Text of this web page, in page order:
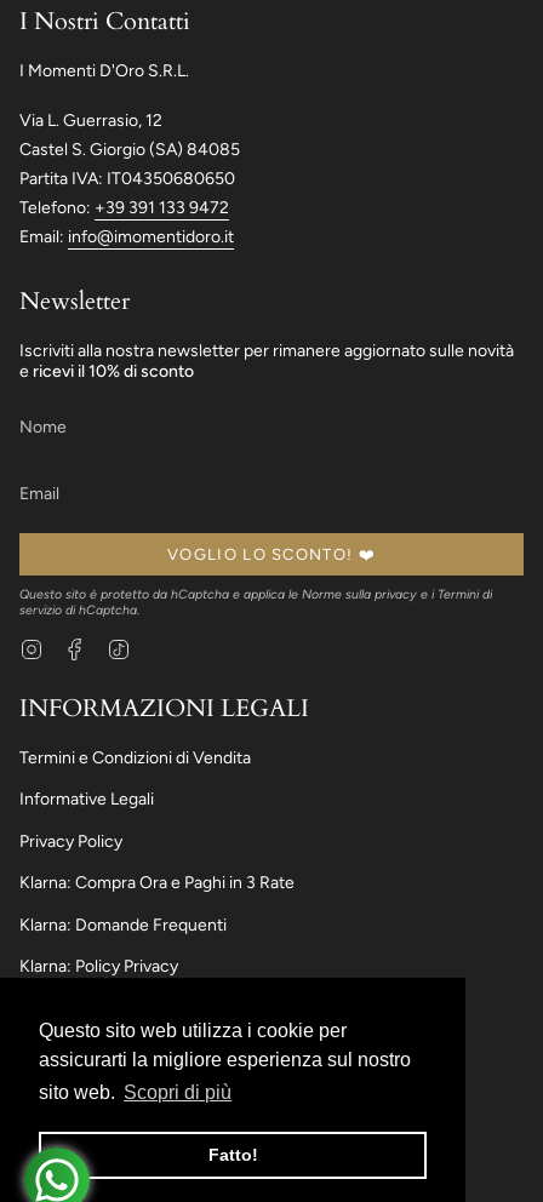
Questo sito web utilizza i cookie per
assicurarti la migliore esperienza sul nostro
sito web. Scopri di più
Fatto!
I Nostri Contatti
I Momenti D'Oro S.R.L.
Via L. Guerrasio, 12
Castel S. Giorgio (SA) 84085
Partita IVA: IT04350680650
Telefono: +39 391 133 9472
Email: info@imomentidoro.it
Newsletter
Iscriviti alla nostra newsletter per rimanere aggiornato sulle novità
e ricevi il 10% di sconto
VOGLIO LO SCONTO! ❤️
Questo sito è protetto da hCaptcha e applica le Norme sulla privacy e i Termini di
servizio di hCaptcha.
InstagramFacebook
INFORMAZIONI LEGALI
Termini e Condizioni di Vendita
Informative Legali
Privacy Policy
Klarna: Compra Ora e Paghi in 3 Rate
Klarna: Domande Frequenti
Klarna: Policy Privacy
SPEDIZIONI,RESI E RIMBORSI
Informativa sulle spedizioni
Informativa sui Resi e Rimborsi
Informativa sui pagamenti